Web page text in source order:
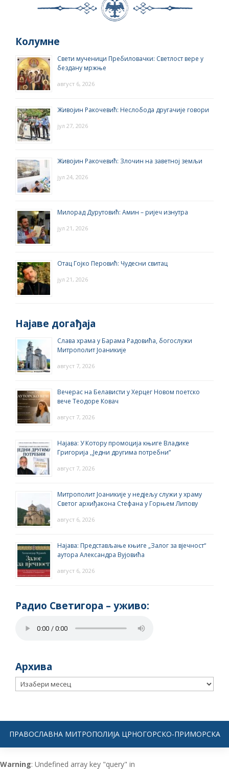
Колумне
Свети мученици Пребиловачки: Светлост вере у
бездану мржње
август 6, 2026
Живојин Ракочевић: Неслобода другачије говори
јул 27, 2026
Живојин Ракочевић: Злочин на заветној земљи
јул 24, 2026
Милорад Дурутовић: Амин – ријеч изнутра
јул 21, 2026
Отац Гојко Перовић: Чудесни свитац
јул 21, 2026
Најаве догађаја
Слава храма у Барама Радовића, богослужи
Митрополит Јоаникије
август 7, 2026
Вечерас на Белависти у Херцег Новом поетско
вече Теодоре Ковач
август 7, 2026
Најава: У Котору промоција књиге Владике
Григорија ,,Једни другима потребни”
август 7, 2026
Митрополит Јоаникије у недјељу служи у храму
Светог архиђакона Стефана у Горњем Липову
август 6, 2026
Најава: Представљање књиге „Залог за вјечност“
аутора Александра Вујовића
август 6, 2026
Радио Светигора – yживо:
Архива
Архива
ПРАВОСЛАВНА МИТРОПОЛИЈА ЦРНОГОРСКО-ПРИМОРСКА
Warning: Undefined array key "query" in